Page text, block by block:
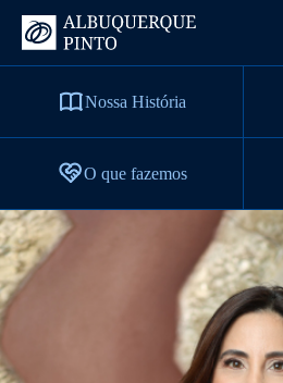
Nossa História
O que fazemos